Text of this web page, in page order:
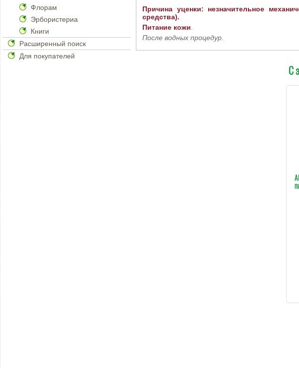
Причина уценки: незначительное
средства).
Питание кожи
После водных процедур.
С
Флорам
Эрбористериа
Книги
Расширенный поиск
Для покупателей